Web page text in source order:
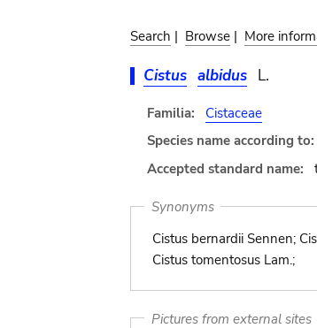
Search | Browse | More
Cistus albidus L.
Familia:
Cistaceae
Species name according to:
Accepted standard name:
Synonyms
Cistus bernardii Sennen;
Cistus tomentosus Lam.;
Pictures from external sites